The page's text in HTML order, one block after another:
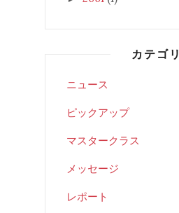
カテゴリ
ニュース
ピックアップ
マスタークラス
メッセージ
レポート